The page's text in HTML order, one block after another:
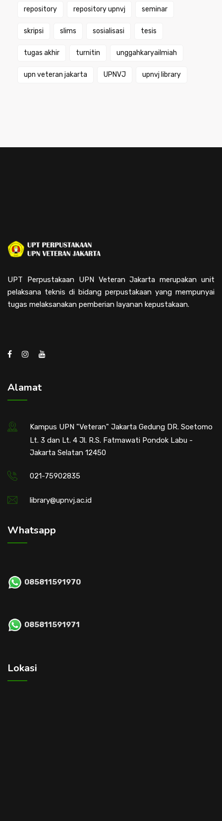
repository repository upnvj seminar
skripsi slims sosialisasi tesis
tugas akhir turnitin unggahkaryailmiah
upn veteran jakarta UPNVJ upnvj library
UPT Perpustakaan UPN Veteran Jakarta merupakan unit
pelaksana teknis di bidang perpustakaan yang mempunyai
tugas melaksanakan pemberian layanan kepustakaan.
Alamat
Kampus UPN "Veteran" Jakarta Gedung DR. Soetomo
Lt. 3 dan Lt. 4 Jl. R.S. Fatmawati Pondok Labu -
Jakarta Selatan 12450
021-75902835
library@upnvj.ac.id
Whatsapp
085811591970
085811591971
Lokasi